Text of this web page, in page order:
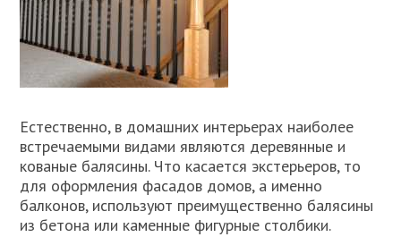
Естественно, в домашних интерьерах наиболее
встречаемыми видами являются деревянные и
кованые балясины. Что касается экстерьеров, то
для оформления фасадов домов, а именно
балконов, используют преимущественно балясины
из бетона или каменные фигурные столбики.